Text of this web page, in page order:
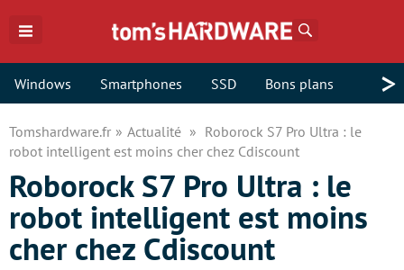
Windows Smartphones SSD Bons plans >
Tomshardware.fr Actualité
Roborock S7 Pro Ultra : le
robot intelligent est moins cher chez Cdiscount
Roborock S7 Pro Ultra : le
robot intelligent est moins
cher chez Cdiscount